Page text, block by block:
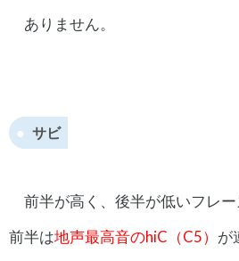
ありません。
サビ
前半が高く、後半が低いフレ
前半は地声最高音のhiC（C5） が